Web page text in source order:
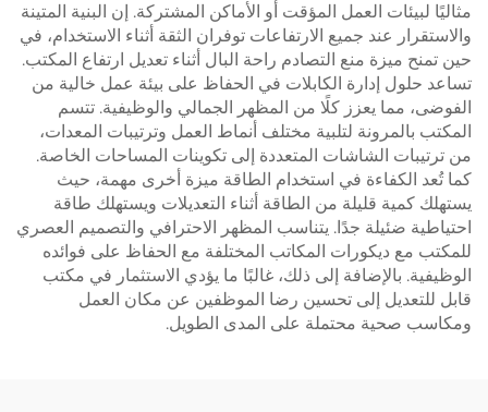
مثاليًا لبيئات العمل المؤقت أو الأماكن المشتركة. إن البنية المتينة
والاستقرار عند جميع الارتفاعات توفران الثقة أثناء الاستخدام، في
حين تمنح ميزة منع التصادم راحة البال أثناء تعديل ارتفاع المكتب.
تساعد حلول إدارة الكابلات في الحفاظ على بيئة عمل خالية من
الفوضى، مما يعزز كلًا من المظهر الجمالي والوظيفية. تتسم
المكتب بالمرونة لتلبية مختلف أنماط العمل وترتيبات المعدات،
من ترتيبات الشاشات المتعددة إلى تكوينات المساحات الخاصة.
كما تُعد الكفاءة في استخدام الطاقة ميزة أخرى مهمة، حيث
يستهلك كمية قليلة من الطاقة أثناء التعديلات ويستهلك طاقة
احتياطية ضئيلة جدًا. يتناسب المظهر الاحترافي والتصميم العصري
للمكتب مع ديكورات المكاتب المختلفة مع الحفاظ على فوائده
الوظيفية. بالإضافة إلى ذلك، غالبًا ما يؤدي الاستثمار في مكتب
قابل للتعديل إلى تحسين رضا الموظفين عن مكان العمل
ومكاسب صحية محتملة على المدى الطويل.